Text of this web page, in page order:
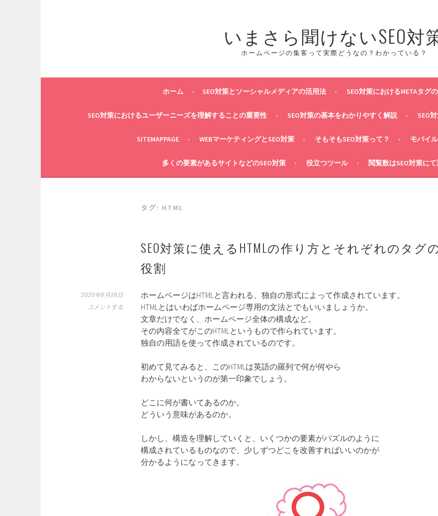
ス
いまさら聞けないSEO対
ホームページの集客って実際どうなの？わかっている？
ホーム SEO対策とソーシャルメディアの活用法 SEO対策におけるMETAタグ
SEO対策におけるユーザーニーズを理解することの重要性 SEO対策の基本をわかりやすく解説 SEO
SITEMAPPAGE WEBマーケティングとSEO対策 そもそもSEO対策って？ モバイ
多くの要素があるサイトなどのSEO対策 役立つツール 閲覧数はSEO対策に
タグ: HTML
SEO対策に使えるHTMLの作り方とそれぞれのタグ
役割
2020年6月16日
コメントする
ホームページはHTMLと言われる、独自の形式によって作成されています。
HTMLとはいわばホームページ専用の文法とでもいいましょうか。
文章だけでなく、ホームページ全体の構成など。
その内容全てがこのHTMLというもので作られています。
独自の用語を使って作成されているのです。
初めて見てみると、このHTMLは英語の羅列で何が何やら
わからないというのが第一印象でしょう。
どこに何が書いてあるのか。
どういう意味があるのか。
しかし、構造を理解していくと、いくつかの要素がパズルのように
構成されているものなので、少しずつどこを改善すればいいのかが
分かるようになってきます。